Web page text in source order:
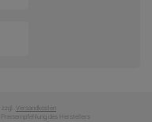
Versandkosten
Preisempfehlung des Herstellers